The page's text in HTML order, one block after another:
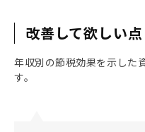
改善して欲しい点
年収別の節税効果を示した
す。